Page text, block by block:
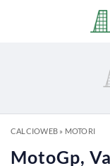
CALCIOWEB» MOTORI
MotoGp,